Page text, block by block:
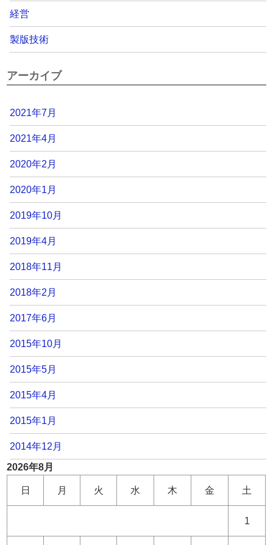
経営
製版技術
アーカイブ
2021年7月
2021年4月
2020年2月
2020年1月
2019年10月
2019年4月
2018年11月
2018年2月
2017年6月
2015年10月
2015年5月
2015年4月
2015年1月
2014年12月
2026年8月
日 月 火 水 木 金 土
1